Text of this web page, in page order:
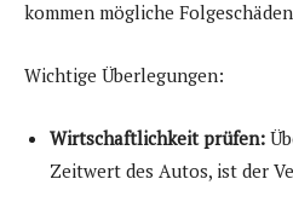
kommen mögliche
Wichtige Überlegungen:
Wirtschaftlichkeit prüfen:
Zeitwert des Autos, ist der